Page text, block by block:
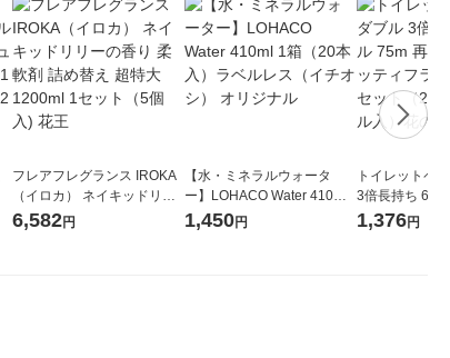
フレアフレグランス IROKA
（イロカ） ネイキッドリリ
ーの香り 柔軟剤 詰め替え 超
6,582円
【水・ミネラルウォータ
ー】LOHACO Water 410ml
1箱（20本入）ラベルレス
1,450円
トイレットペ
3倍長持ち 6ロール
紙配合 スコッ
1,376円